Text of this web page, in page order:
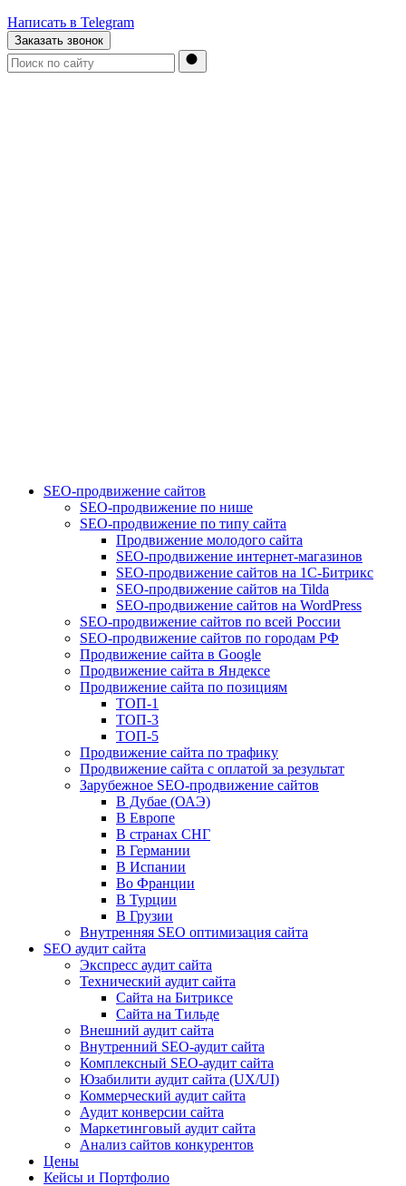
Написать в Telegram
Заказать звонок
SEO-продвижение сайтов
SEO-продвижение по нише
SEO-продвижение по типу сайта
Продвижение молодого сайта
SEO-продвижение интернет-магазинов
SEO-продвижение сайтов на 1С-Битрикс
SEO-продвижение сайтов на Tilda
SEO-продвижение сайтов на WordPress
SEO-продвижение сайтов по всей России
SEO-продвижение сайтов по городам РФ
Продвижение сайта в Google
Продвижение сайта в Яндексе
Продвижение сайта по позициям
ТОП-1
ТОП-3
ТОП-5
Продвижение сайта по трафику
Продвижение сайта с оплатой за результат
Зарубежное SEO-продвижение сайтов
В Дубае (ОАЭ)
В Европе
В странах СНГ
В Германии
В Испании
Во Франции
В Турции
В Грузии
Внутренняя SEO оптимизация сайта
SEO аудит сайта
Экспресс аудит сайта
Технический аудит сайта
Сайта на Битриксе
Сайта на Тильде
Внешний аудит сайта
Внутренний SEO-аудит сайта
Комплексный SEO-аудит сайта
Юзабилити аудит сайта (UX/UI)
Коммерческий аудит сайта
Аудит конверсии сайта
Маркетинговый аудит сайта
Анализ сайтов конкурентов
Цены
Кейсы и Портфолио